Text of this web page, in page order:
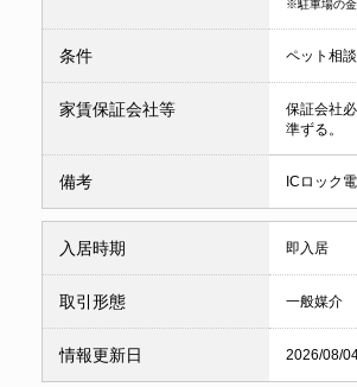
※駐車場の金
条件 ペット相
家賃保証会社等
保証会社
準ずる。
備考 ICロック
入居時期 即入居
取引形態 一般媒介
情報更新日 2026/08/